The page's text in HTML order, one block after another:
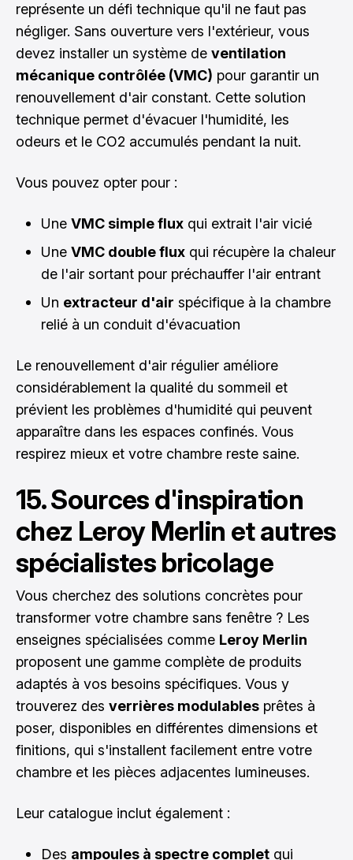
représente un défi technique qu'il ne faut pas
négliger. Sans ouverture vers l'extérieur, vous
devez installer un système de ventilation
mécanique contrôlée (VMC) pour garantir un
renouvellement d'air constant. Cette solution
technique permet d'évacuer l'humidité, les
odeurs et le CO2 accumulés pendant la nuit.
Vous pouvez opter pour :
Une VMC simple flux qui extrait l'air vicié
Une VMC double flux qui récupère la chaleur
de l'air sortant pour préchauffer l'air entrant
Un extracteur d'air spécifique à la chambre
relié à un conduit d'évacuation
Le renouvellement d'air régulier améliore
considérablement la qualité du sommeil et
prévient les problèmes d'humidité qui peuvent
apparaître dans les espaces confinés. Vous
respirez mieux et votre chambre reste saine.
15. Sources d'inspiration
chez Leroy Merlin et autres
spécialistes bricolage
Vous cherchez des solutions concrètes pour
transformer votre chambre sans fenêtre ? Les
enseignes spécialisées comme Leroy Merlin
proposent une gamme complète de produits
adaptés à vos besoins spécifiques. Vous y
trouverez des verrières modulables prêtes à
poser, disponibles en différentes dimensions et
finitions, qui s'installent facilement entre votre
chambre et les pièces adjacentes lumineuses.
Leur catalogue inclut également :
Des ampoules à spectre complet qui